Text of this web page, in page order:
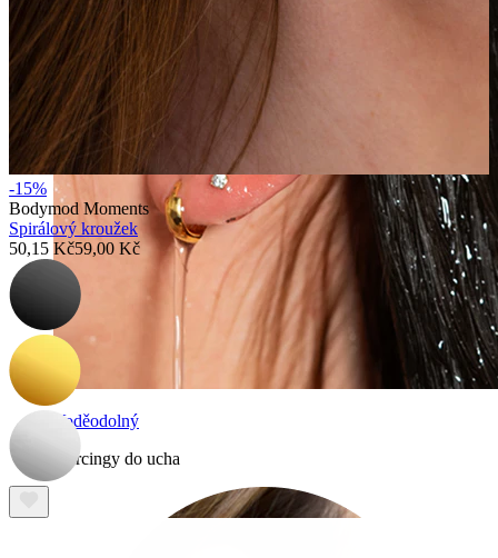
Voděodolný
Piercingy do ucha
-15%
Bodymod Moments
Spirálový kroužek
50,15 Kč59,00 Kč